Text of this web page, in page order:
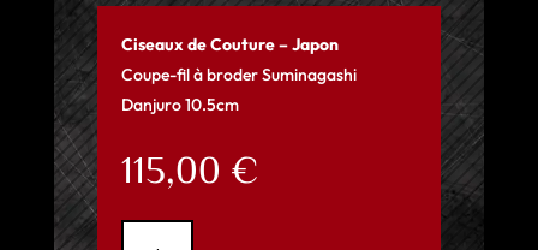
Ciseaux de Couture – Japon
Coupe-fil à broder Suminagashi
Danjuro 10.5cm
115,00 €